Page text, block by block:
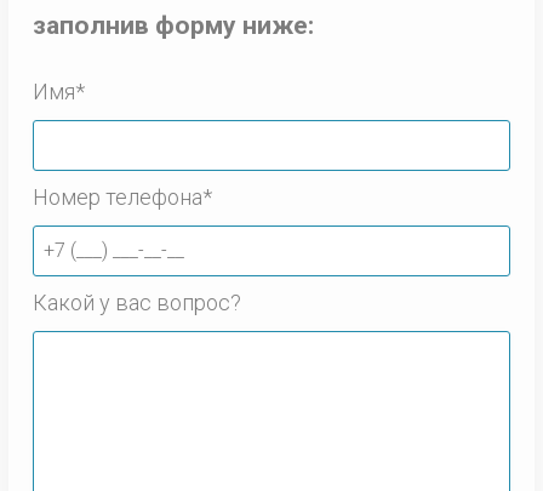
заполнив форму ниже:
Имя*
Номер телефона*
Какой у вас вопрос?